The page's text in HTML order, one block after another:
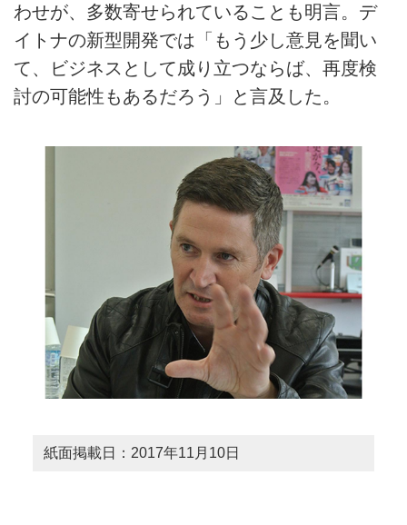
わせが、多数寄せられていることも明言。デ
イトナの新型開発では「もう少し意見を聞い
て、ビジネスとして成り立つならば、再度検
討の可能性もあるだろう」と言及した。
紙面掲載日：2017年11月10日